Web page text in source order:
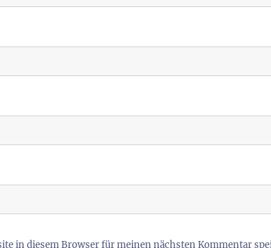
in diesem Browser für meinen nächsten Kommentar